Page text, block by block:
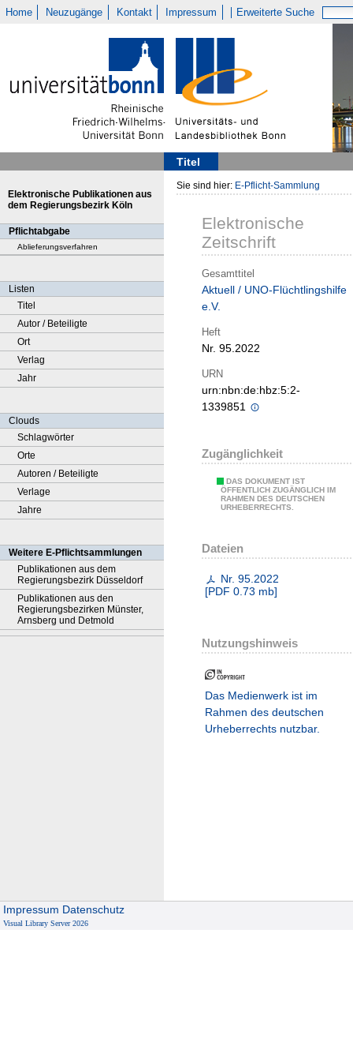
Home Neuzugänge Kontakt Impressum Erweiterte Suche
Titel
Elektronische Publikationen aus
dem Regierungsbezirk Köln
Pflichtabgabe
Ablieferungsverfahren
Listen
Titel
Autor / Beteiligte
Ort
Verlag
Jahr
Clouds
Schlagwörter
Orte
Autoren / Beteiligte
Verlage
Jahre
Weitere E-Pflichtsammlungen
Publikationen aus dem
Regierungsbezirk Düsseldorf
Publikationen aus den
Regierungsbezirken Münster,
Arnsberg und Detmold
Sie sind hier: E-Pflicht-Sammlung
Elektronische
Zeitschrift
Gesamttitel
Aktuell / UNO-Flüchtlingshilfe
e.V.
Heft
Nr. 95.2022
URN
urn:nbn:de:hbz:5:2-
1339851
Zugänglichkeit
DAS DOKUMENT IST
ÖFFENTLICH ZUGÄNGLICH IM
RAHMEN DES DEUTSCHEN
URHEBERRECHTS.
Dateien
Nr. 95.2022
[PDF 0.73 mb]
Nutzungshinweis
Das Medienwerk ist im
Rahmen des deutschen
Urheberrechts nutzbar.
Impressum Datenschutz
Visual Library Server 2026